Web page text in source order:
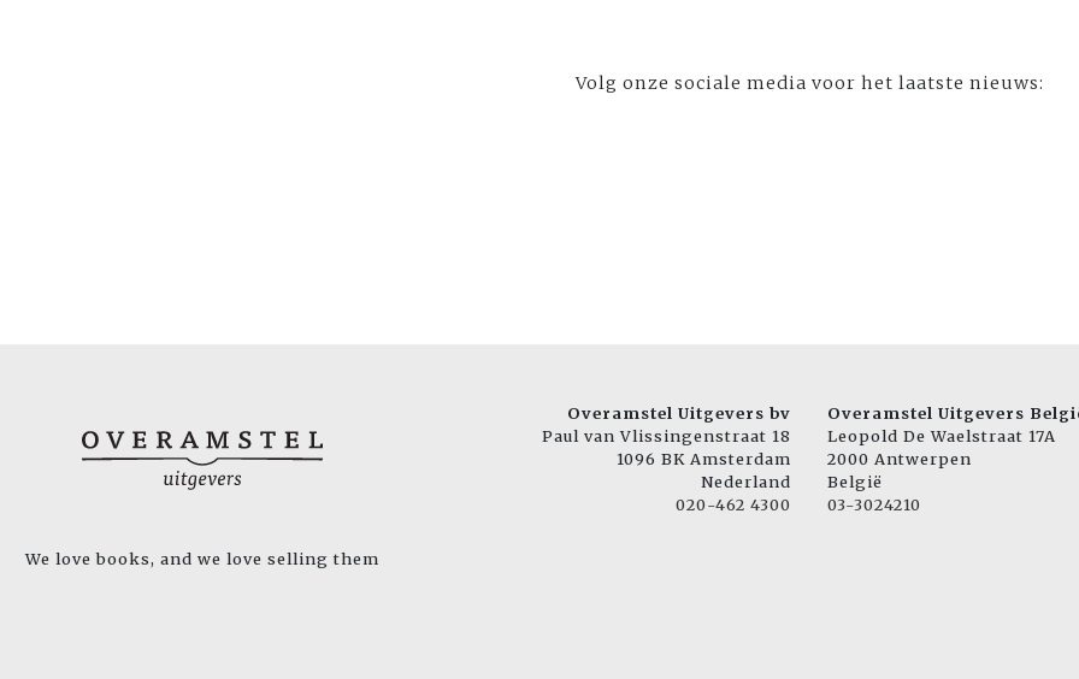
Volg onze sociale media voor het laatste nieuws:
We love books, and we love selling them
Overamstel Uitgevers bv
Paul van Vlissingenstraat 18
1096 BK Amsterdam
Nederland
020-462 4300
Overamstel Uitgevers
Leopold De Waelstraat 17A
2000 Antwerpen
België
03-3024210